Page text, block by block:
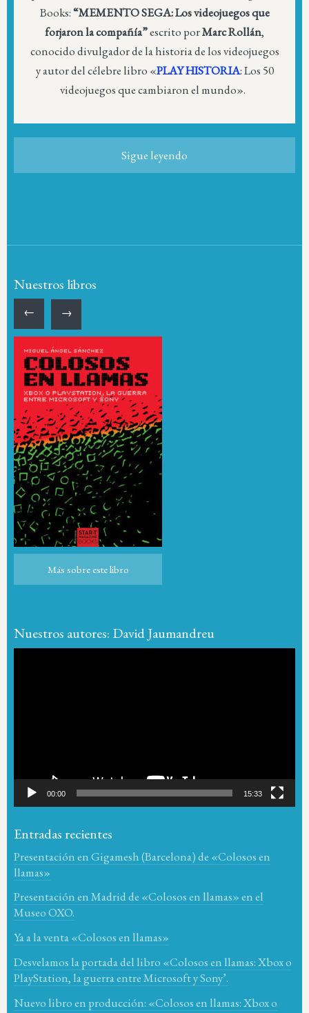
Books:“MEMENTO SEGA: Los videojuegos que
forjaron la compañía”escrito porMarc Rollán,
conocido divulgador de la historia de los videojuegos
y autor del célebre libro «PLAY HISTORIA: Los 50
videojuegos que cambiaron el mundo».
Sigue leyendo
Nuestros libros
← →
Más sobre este libro
Nuestros autores: David Jaumandreu
00:00 15:33
Entradas recientes
Presentación en Gigamesh (Barcelona) de «Colosos en
llamas»
Presentación en Madrid de «Colosos en llamas» en el
Museo OXO.
Ya a la venta «Colosos en llamas»
Desvelamos la portada del libro «Colosos en llamas: Xbox o
PlayStation, la guerra entre Microsoft y Sony’.
Nuevo libro en producción: «Colosos en llamas: Xbox o